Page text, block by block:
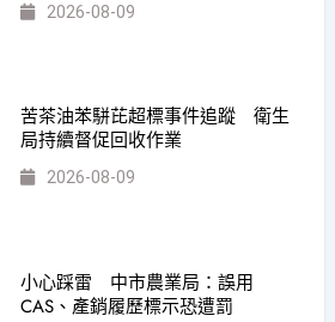
2026-08-09
苦茶油苯駢芘超標事件追蹤 衛生
局持續督促回收作業
2026-08-09
小心踩雷 中市農業局：誤用
CAS、產銷履歷標示恐遭罰